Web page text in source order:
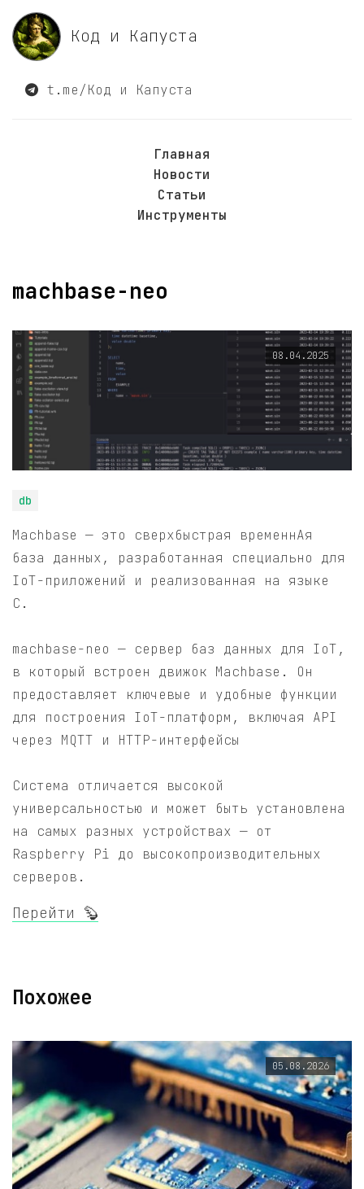
Код и Капуста
t.me/Код и Капуста
Главная
Новости
Статьи
Инструменты
machbase-neo
08.04.2025
db
Machbase — это сверхбыстрая временнАя
база данных, разработанная специально для
IoT-приложений и реализованная на языке
C.
machbase-neo — сервер баз данных для IoT,
в который встроен движок Machbase. Он
предоставляет ключевые и удобные функции
для построения IoT-платформ, включая API
через MQTT и HTTP-интерфейсы
Система отличается высокой
универсальностью и может быть установлена
на самых разных устройствах — от
Raspberry Pi до высокопроизводительных
серверов.
Перейти 🦫
Похожее
05.08.2026